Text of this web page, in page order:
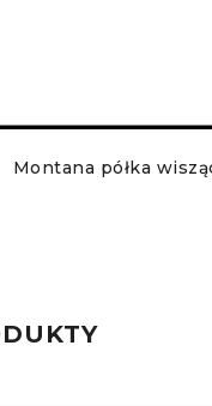
Montana półka